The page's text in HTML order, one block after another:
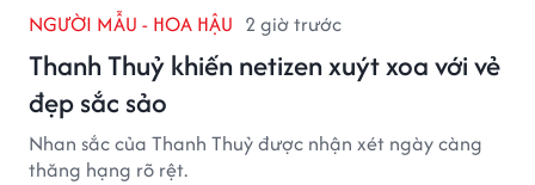
NGƯỜI MẪU - HOA HẬU 2 giờ trước
Thanh Thuỷ khiến netizen xuýt xoa với vẻ
đẹp sắc sảo
Nhan sắc của Thanh Thuỷ được nhận xét ngày càng
thăng hạng rõ rệt.